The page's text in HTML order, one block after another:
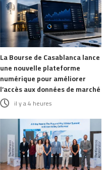
La Bourse de Casablanca lance
une nouvelle plateforme
numérique pour améliorer
l’accès aux données de marché
il y a 4 heures